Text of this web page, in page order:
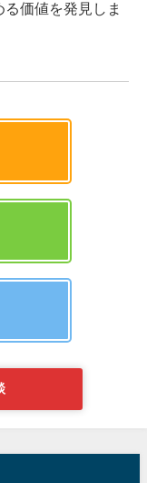
価値を発見しま